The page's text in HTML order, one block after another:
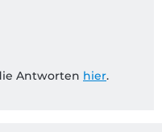
Antworten hier.